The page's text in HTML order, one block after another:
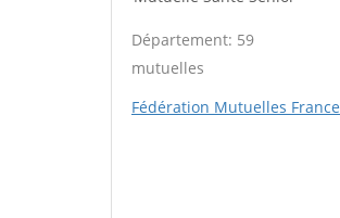
Département: 59
mutuelles
Fédération Mutuelles France